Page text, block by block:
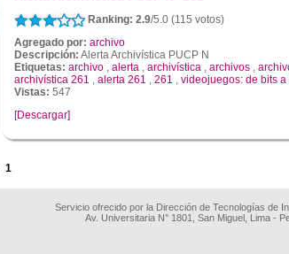
Ranking: 2.9/5.0 (115 votos)
Agregado por: archivo
Descripción: Alerta Archivística PUCP N
Etiquetas: archivo , alerta , archivística , archivos ,
archivística 261 , alerta 261 , 261 , videojuegos: de bits a
Vistas: 547
[Descargar]
1
Servicio ofrecido por la Dirección de Tecnologías de
Av. Universitaria N° 1801, San Miguel, Lima -